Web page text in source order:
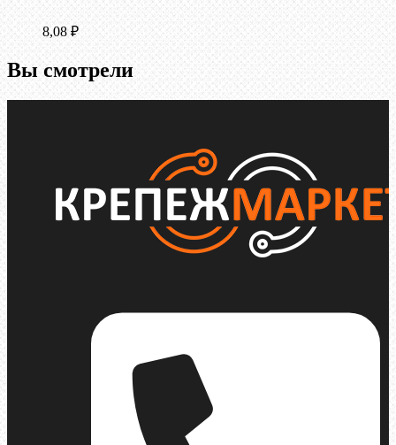
8,08 ₽
Вы смотрели